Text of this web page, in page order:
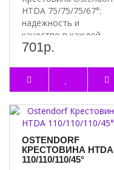
HTDA 75/75/75/67°:
надёжность и
качество в каждой
детали Почему стоит
701р.
OSTENDORF
КРЕСТОВИНА HTDA
110/110/110/45°